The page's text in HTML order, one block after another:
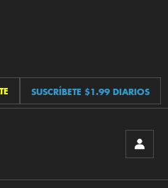
SUSCRÍBETE $1.99 DIARIOS